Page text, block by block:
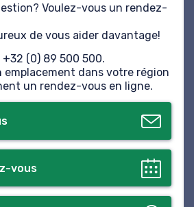
Voulez-vous un rendez-
de vous aider davantage!
(0) 89 500 500.
emplacement dans votre région
un rendez-vous en ligne.
vous